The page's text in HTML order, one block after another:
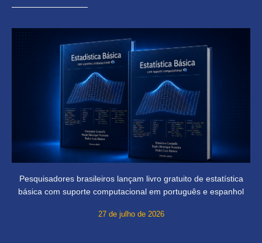
Pesquisadores brasileiros lançam livro gratuito de estatística
básica com suporte computacional em português e espanhol
27 de julho de 2026